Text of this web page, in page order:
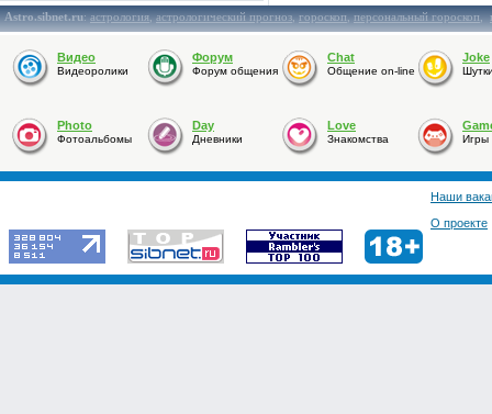
Astro.sibnet.ru:астрология,астрологический прогноз,гороскоп,персональный гороскоп,
Видео
Видеоролики
Форум
Форум общения
Chat
Общение on-line
Joke
Photo
Фотоальбомы
Day
Дневники
Love
Знакомства Игры
Наши
О проекте